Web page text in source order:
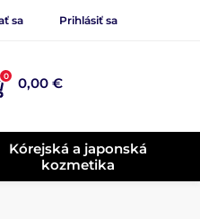
sa Prihlásiť sa
0 0,00 €
Kórejská a japonská
kozmetika